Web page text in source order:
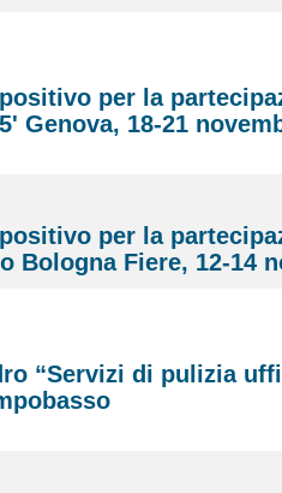
per la
Genova, 18-21
per la
Bologna Fiere, 12-14
“Servizi di pulizia